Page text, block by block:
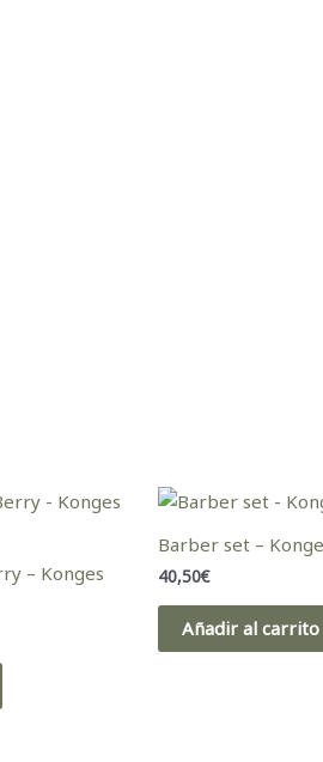
– Konges
Barber set –
40,50€
Añadir al carrito